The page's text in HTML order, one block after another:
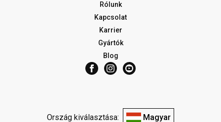
Rólunk
Kapcsolat
Karrier
Gyártók
Blog
Ország kiválasztása: Magyar